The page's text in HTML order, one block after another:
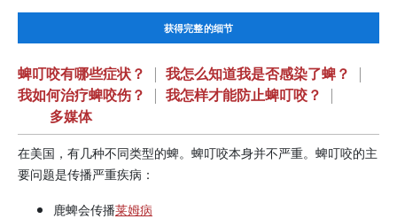
获得完整的细节
蜱叮咬有哪些症状？ | 我怎么知道我是否感染了蜱？
|
我如何治疗蜱咬伤？
| 我怎样才能防止蜱叮咬？
|
多媒体
在美国，有几种不同类型的蜱。蜱叮咬本身并不严重。蜱叮咬的主
要问题是传播严重疾病：
鹿蜱会传播莱姆病